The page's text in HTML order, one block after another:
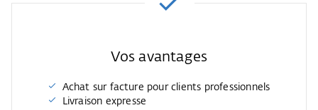
Vos avantages
Achat sur facture pour clients professionnels
Livraison expresse